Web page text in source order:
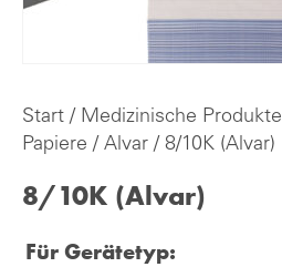
Start / Medizinische Produkte
Papiere / Alvar / 8/10K (Alvar)
8/10K (Alvar)
Für Gerätetyp: